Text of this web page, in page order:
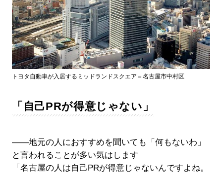
トヨタ自動車が入居するミッドランドスクエア＝名古屋市中村区
「自己PRが得意じゃない」
――地元の人におすすめを聞いても「何もないわ」
と言われることが多い気はします
「名古屋の人は自己PRが得意じゃないんですよね。